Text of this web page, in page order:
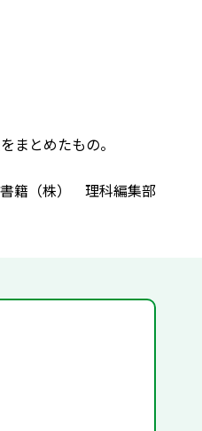
まとめたもの。
籍（株） 理科編集部